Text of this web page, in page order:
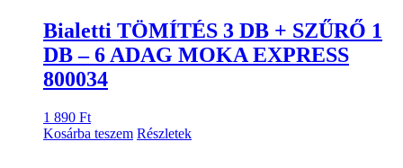
Bialetti TÖMÍTÉS 3 DB + SZŰRŐ 1
DB – 6 ADAG MOKA EXPRESS
800034
1 890 Ft
Kosárba teszem Részletek